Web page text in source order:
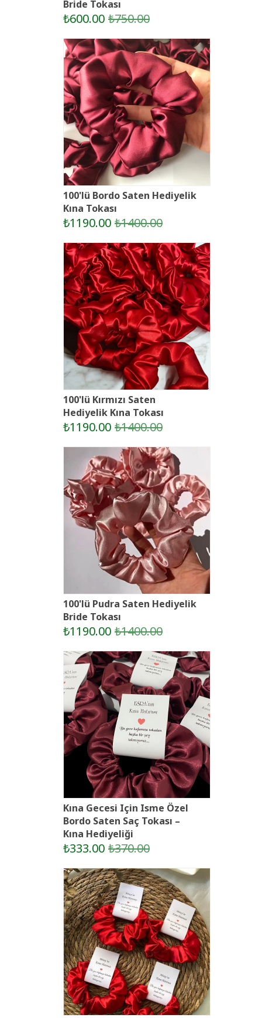
Bride Tokası
₺600.00 ₺750.00
100'lü Bordo Saten Hediyelik
Kına Tokası
₺1190.00 ₺1400.00
100'lü Kırmızı Saten
Hediyelik Kına Tokası
₺1190.00 ₺1400.00
100'lü Pudra Saten Hediyelik
Bride Tokası
₺1190.00 ₺1400.00
Kına Gecesi Için Isme Özel
Bordo Saten Saç Tokası –
Kına Hediyeliği
₺333.00 ₺370.00